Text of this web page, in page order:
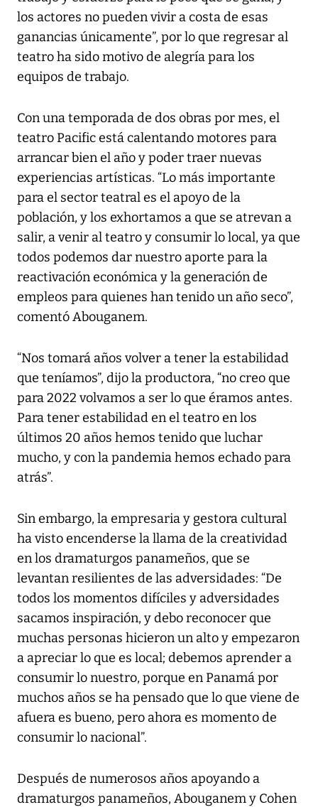
los actores no pueden vivir a costa de esas
ganancias únicamente”, por lo que regresar al
teatro ha sido motivo de alegría para los
equipos de trabajo.
Con una temporada de dos obras por mes, el
teatro Pacific está calentando motores para
arrancar bien el año y poder traer nuevas
experiencias artísticas. “Lo más importante
para el sector teatral es el apoyo de la
población, y los exhortamos a que se atrevan a
salir, a venir al teatro y consumir lo local, ya que
todos podemos dar nuestro aporte para la
reactivación económica y la generación de
empleos para quienes han tenido un año seco”,
comentó Abouganem.
“Nos tomará años volver a tener la estabilidad
que teníamos”, dijo la productora, “no creo que
para 2022 volvamos a ser lo que éramos antes.
Para tener estabilidad en el teatro en los
últimos 20 años hemos tenido que luchar
mucho, y con la pandemia hemos echado para
atrás”.
Sin embargo, la empresaria y gestora cultural
ha visto encenderse la llama de la creatividad
en los dramaturgos panameños, que se
levantan resilientes de las adversidades: “De
todos los momentos difíciles y adversidades
sacamos inspiración, y debo reconocer que
muchas personas hicieron un alto y empezaron
a apreciar lo que es local; debemos aprender a
consumir lo nuestro, porque en Panamá por
muchos años se ha pensado que lo que viene de
afuera es bueno, pero ahora es momento de
consumir lo nacional”.
Después de numerosos años apoyando a
dramaturgos panameños, Abouganem y Cohen